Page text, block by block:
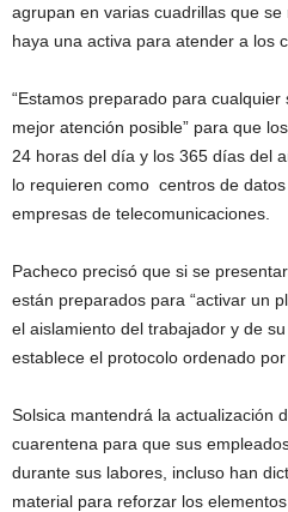
agrupan en varias cuadrillas que
haya una activa para atender a los
“Estamos preparado para
mejor atención posible” para que
24 horas del día y los 365 días del
lo requieren como centros de
empresas de telecomunicaciones.
Pacheco precisó que si se
están preparados para “activar un
el aislamiento del trabajador y de
establece el protocolo ordenado por
Solsica mantendrá la actualización
cuarentena para que sus
durante sus labores, incluso han
material para reforzar los